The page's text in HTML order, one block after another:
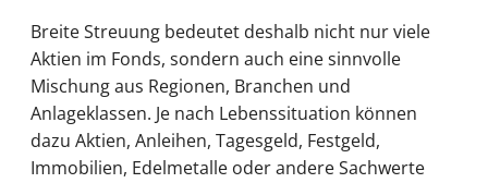
Breite Streuung bedeutet deshalb nicht nur viele
Aktien im Fonds, sondern auch eine sinnvolle
Mischung aus Regionen, Branchen und
Anlageklassen. Je nach Lebenssituation können
dazu Aktien, Anleihen, Tagesgeld, Festgeld,
Immobilien, Edelmetalle oder andere Sachwerte